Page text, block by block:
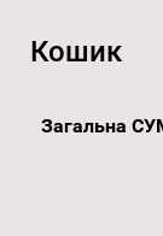
Кошик
Загальна